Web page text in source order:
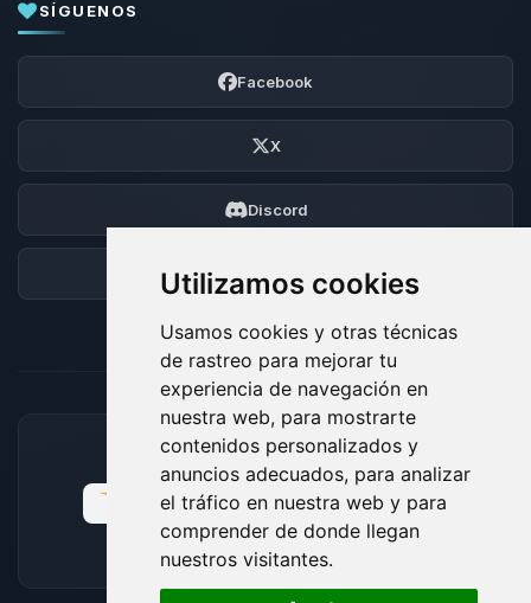
Utilizamos cookies
Usamos cookies y otras técnicas
de rastreo para mejorar tu
experiencia de navegación en
nuestra web, para mostrarte
contenidos personalizados y
anuncios adecuados, para analizar
el tráfico en nuestra web y para
comprender de donde llegan
nuestros visitantes.
SÍGUENOS
Facebook
X
Discord
Foro
MÉTODOS DE PAGO ACEPTADOS